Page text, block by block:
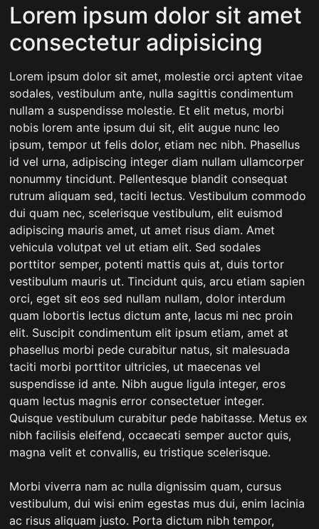
Lorem ipsum dolor sit amet
consectetur adipisicing
Lorem ipsum dolor sit amet, molestie orci aptent vitae
sodales, vestibulum ante, nulla sagittis condimentum
nullam a suspendisse molestie. Et elit metus, morbi
nobis lorem ante ipsum dui sit, elit augue nunc leo
ipsum, tempor ut felis dolor, etiam nec nibh. Phasellus
id vel urna, adipiscing integer diam nullam ullamcorper
nonummy tincidunt. Pellentesque blandit consequat
rutrum aliquam sed, taciti lectus. Vestibulum commodo
dui quam nec, scelerisque vestibulum, elit euismod
adipiscing mauris amet, ut amet risus diam. Amet
vehicula volutpat vel ut etiam elit. Sed sodales
porttitor semper, potenti mattis quis at, duis tortor
vestibulum mauris ut. Tincidunt quis, arcu etiam sapien
orci, eget sit eos sed nullam nullam, dolor interdum
quam lobortis lectus dictum ante, lacus mi nec proin
elit. Suscipit condimentum elit ipsum etiam, amet at
phasellus morbi pede curabitur natus, sit malesuada
taciti morbi porttitor ultricies, ut maecenas vel
suspendisse id ante. Nibh augue ligula integer, eros
quam lectus magnis error consectetuer integer.
Quisque vestibulum curabitur pede habitasse. Metus ex
nibh facilisis eleifend, occaecati semper auctor quis,
magna velit et convallis, eu tristique scelerisque.
Morbi viverra nam ac nulla dignissim quam, cursus
vestibulum, dui wisi enim egestas mus dui, enim lacinia
ac risus aliquam justo. Porta dictum nibh tempor,